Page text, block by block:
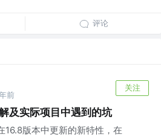
评论
前
关注
及实际项目中遇到的坑
版本中更新的新特性，在